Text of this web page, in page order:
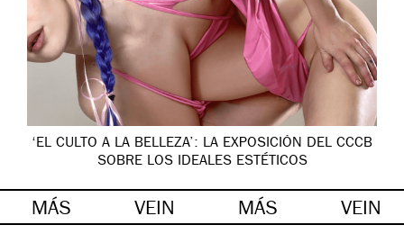
‘EL CULTO A LA BELLEZA’: LA EXPOSICIÓN DEL CCCB
SOBRE LOS IDEALES ESTÉTICOS
MÁS VEIN MÁS VEIN